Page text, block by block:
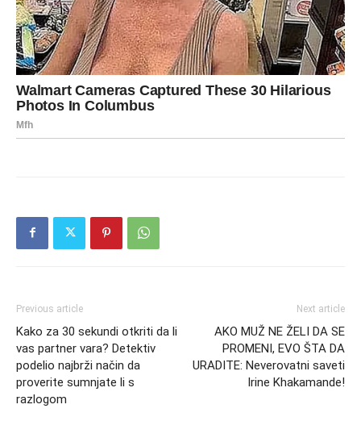
Previous article
Kako za 30 sekundi otkriti da li
vas partner vara? Detektiv
podelio najbrži način da
proverite sumnjate li s
razlogom
Next article
AKO MUŽ NE ŽELI DA SE
PROMENI, EVO ŠTA DA
URADITE: Neverovatni saveti
Irine Khakamande!